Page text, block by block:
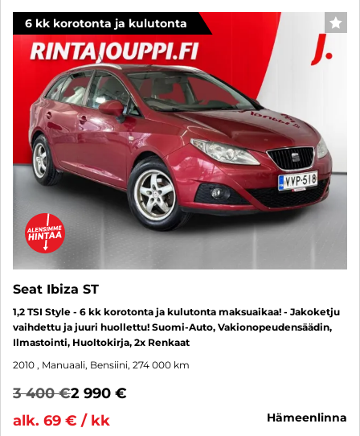
6 kk korotonta ja kulutonta
Seat Ibiza ST
1,2 TSI Style - 6 kk korotonta ja kulutonta maksuaikaa! - Jakoketju
vaihdettu ja juuri huollettu! Suomi-Auto, Vakionopeudensäädin,
Ilmastointi, Huoltokirja, 2x Renkaat
2010 , Manuaali, Bensiini, 274 000 km
3 400 €2 990 €
alk. 69 € / kk
hämeenlinna